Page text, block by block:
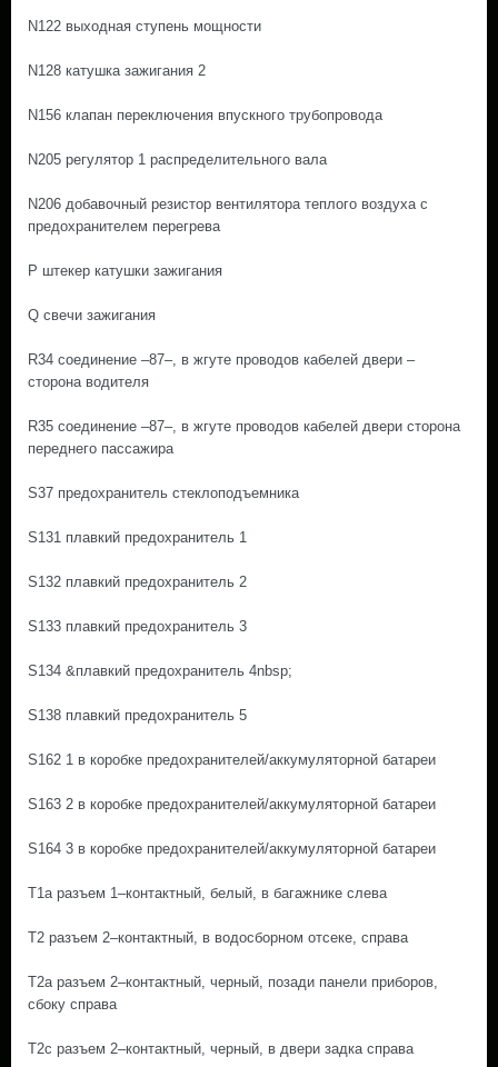
N122 выходная ступень мощности
N128 катушка зажигания 2
N156 клапан переключения впускного трубопровода
N205 регулятор 1 распределительного вала
N206 добавочный резистор вентилятора теплого воздуха с
предохранителем перегрева
P штекер катушки зажигания
Q свечи зажигания
R34 соединение –87–, в жгуте проводов кабелей двери –
сторона водителя
R35 соединение –87–, в жгуте проводов кабелей двери сторона
переднего пассажира
S37 предохранитель стеклоподъемника
S131 плавкий предохранитель 1
S132 плавкий предохранитель 2
S133 плавкий предохранитель 3
S134 &плавкий предохранитель 4nbsp;
S138 плавкий предохранитель 5
S162 1 в коробке предохранителей/аккумуляторной батареи
S163 2 в коробке предохранителей/аккумуляторной батареи
S164 3 в коробке предохранителей/аккумуляторной батареи
T1a разъем 1–контактный, белый, в багажнике слева
T2 разъем 2–контактный, в водосборном отсеке, справа
T2a разъем 2–контактный, черный, позади панели приборов,
сбоку справа
T2c разъем 2–контактный, черный, в двери задка справа